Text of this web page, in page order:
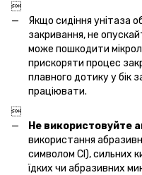

Якщо сидіння унітаза
закривання, не
може пошкодити
прискоряти процес
плавного дотику у бік
праціювати.

Не використовуйте
використання
символом Cl), сильних
їдких чи абразивних